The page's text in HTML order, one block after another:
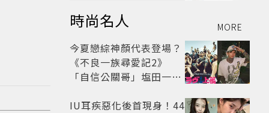
時尚名人 MORE
今夏戀綜神顏代表登場？
《不良一族尋愛記2》
「自信公關哥」塩田一馬
老闆
IU耳疾惡化後首現身！44